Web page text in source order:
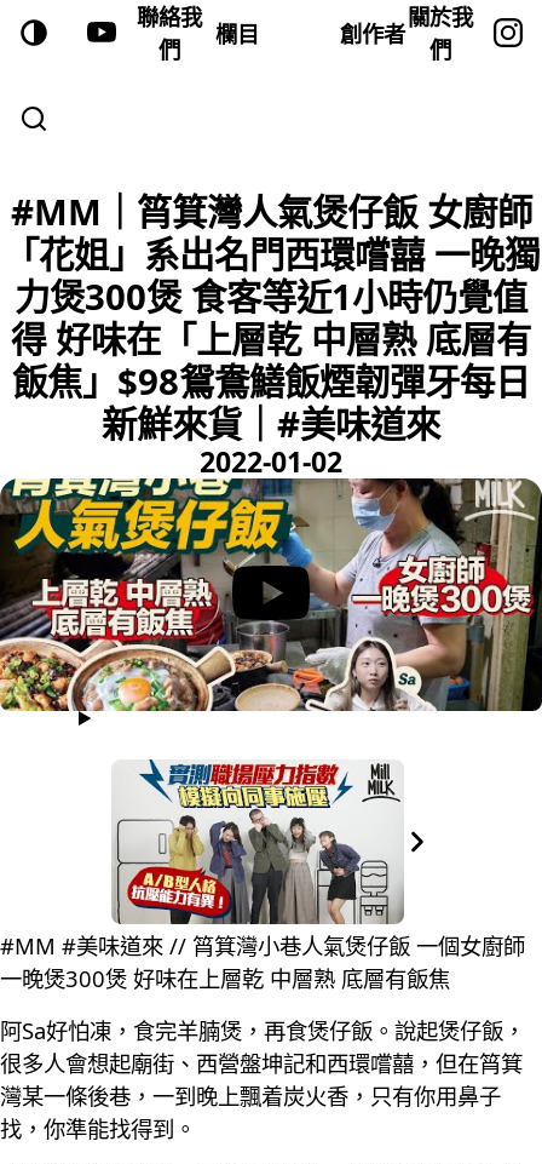
聯絡我
們
欄目 創作者
關於我
們
#MM｜筲箕灣人氣煲仔飯 女廚師
「花姐」系出名門西環嚐囍 一晚獨
力煲300煲 食客等近1小時仍覺值
得 好味在「上層乾 中層熟 底層有
飯焦」$98鴛鴦鱔飯煙韌彈牙每日
新鮮來貨｜#美味道來
2022-01-02
#MM #美味道來 // 筲箕灣小巷人氣煲仔飯 一個女廚師
一晚煲300煲 好味在上層乾 中層熟 底層有飯焦
阿Sa好怕凍，食完羊腩煲，再食煲仔飯。說起煲仔飯，
很多人會想起廟街、西營盤坤記和西環嚐囍，但在筲箕
灣某一條後巷，一到晚上飄着炭火香，只有你用鼻子
找，你準能找得到。